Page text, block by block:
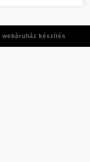
webáruház készítés